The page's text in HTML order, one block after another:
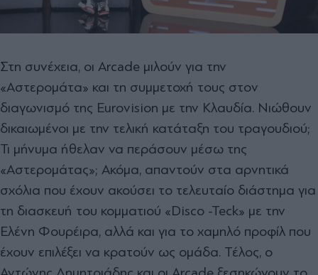
Στη συνέχεια, οι Arcade μιλούν για την
«Αστερομάτα» και τη συμμετοχή τους στον
διαγωνισμό της Eurovision με την Κλαυδία. Νιώθουν
δικαιωμένοι με την τελική κατάταξη του τραγουδιού;
Τι μήνυμα ήθελαν να περάσουν μέσω της
«Αστερομάτας»; Ακόμα, απαντούν στα αρνητικά
σχόλια που έχουν ακούσει το τελευταίο διάστημα για
τη διασκευή του κομματιού «Disco -Teck» με την
Ελένη Φουρέιρα, αλλά και για το χαμηλό προφίλ που
έχουν επιλέξει να κρατούν ως ομάδα. Τέλος, ο